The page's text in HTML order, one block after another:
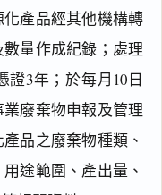
產品經其他機構轉
量作成紀錄；處理
3年；於每月10日
廢棄物申報及管理
品之廢棄物種類、
途範圍、產出量、